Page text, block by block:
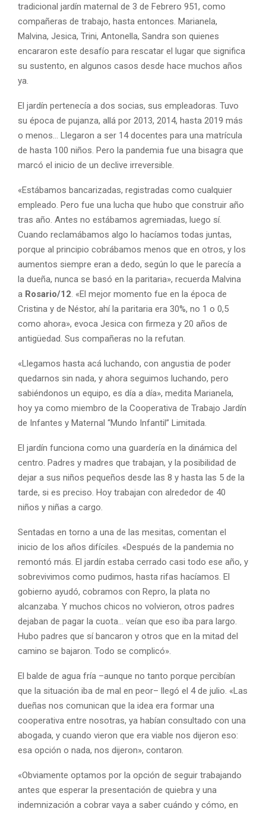
tradicional jardín maternal de 3 de Febrero 951, como
compañeras de trabajo, hasta entonces. Marianela,
Malvina, Jesica, Trini, Antonella, Sandra son quienes
encararon este desafío para rescatar el lugar que significa
su sustento, en algunos casos desde hace muchos años
ya.
El jardín pertenecía a dos socias, sus empleadoras. Tuvo
su época de pujanza, allá por 2013, 2014, hasta 2019 más
o menos… Llegaron a ser 14 docentes para una matrícula
de hasta 100 niños. Pero la pandemia fue una bisagra que
marcó el inicio de un declive irreversible.
«Estábamos bancarizadas, registradas como cualquier
empleado. Pero fue una lucha que hubo que construir año
tras año. Antes no estábamos agremiadas, luego sí.
Cuando reclamábamos algo lo hacíamos todas juntas,
porque al principio cobrábamos menos que en otros, y los
aumentos siempre eran a dedo, según lo que le parecía a
la dueña, nunca se basó en la paritaria», recuerda Malvina
a Rosario/12 . «El mejor momento fue en la época de
Cristina y de Néstor, ahí la paritaria era 30%, no 1 o 0,5
como ahora», evoca Jesica con firmeza y 20 años de
antigüedad. Sus compañeras no la refutan.
«Llegamos hasta acá luchando, con angustia de poder
quedarnos sin nada, y ahora seguimos luchando, pero
sabiéndonos un equipo, es día a día», medita Marianela,
hoy ya como miembro de la Cooperativa de Trabajo Jardín
de Infantes y Maternal “Mundo Infantil” Limitada.
El jardín funciona como una guardería en la dinámica del
centro. Padres y madres que trabajan, y la posibilidad de
dejar a sus niños pequeños desde las 8 y hasta las 5 de la
tarde, si es preciso. Hoy trabajan con alrededor de 40
niños y niñas a cargo.
Sentadas en torno a una de las mesitas, comentan el
inicio de los años difíciles. «Después de la pandemia no
remontó más. El jardín estaba cerrado casi todo ese año, y
sobrevivimos como pudimos, hasta rifas hacíamos. El
gobierno ayudó, cobramos con Repro, la plata no
alcanzaba. Y muchos chicos no volvieron, otros padres
dejaban de pagar la cuota… veían que eso iba para largo.
Hubo padres que sí bancaron y otros que en la mitad del
camino se bajaron. Todo se complicó».
El balde de agua fría –aunque no tanto porque percibían
que la situación iba de mal en peor– llegó el 4 de julio. «Las
dueñas nos comunican que la idea era formar una
cooperativa entre nosotras, ya habían consultado con una
abogada, y cuando vieron que era viable nos dijeron eso:
esa opción o nada, nos dijeron», contaron.
«Obviamente optamos por la opción de seguir trabajando
antes que esperar la presentación de quiebra y una
indemnización a cobrar vaya a saber cuándo y cómo, en